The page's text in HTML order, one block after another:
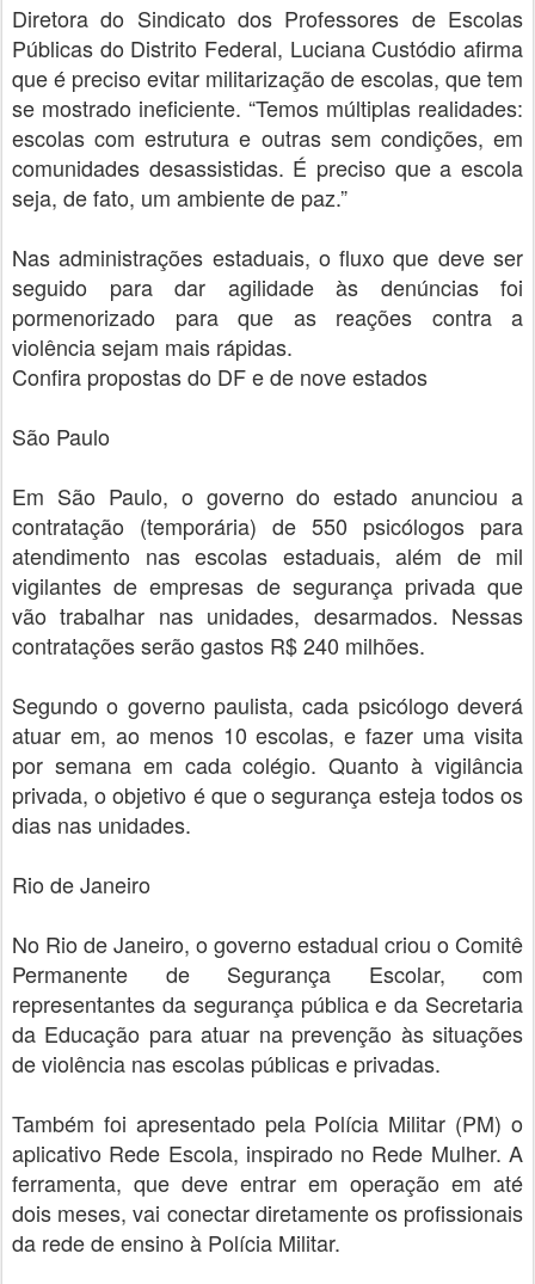
Diretora do Sindicato dos Professores de Escolas
Públicas do Distrito Federal, Luciana Custódio afirma
que é preciso evitar militarização de escolas, que tem
se mostrado ineficiente. “Temos múltiplas realidades:
escolas com estrutura e outras sem condições, em
comunidades desassistidas. É preciso que a escola
seja, de fato, um ambiente de paz.”
Nas administrações estaduais, o fluxo que deve ser
seguido para dar agilidade às denúncias foi
pormenorizado para que as reações contra a
violência sejam mais rápidas.
Confira propostas do DF e de nove estados
São Paulo
Em São Paulo, o governo do estado anunciou a
contratação (temporária) de 550 psicólogos para
atendimento nas escolas estaduais, além de mil
vigilantes de empresas de segurança privada que
vão trabalhar nas unidades, desarmados. Nessas
contratações serão gastos R$ 240 milhões.
Segundo o governo paulista, cada psicólogo deverá
atuar em, ao menos 10 escolas, e fazer uma visita
por semana em cada colégio. Quanto à vigilância
privada, o objetivo é que o segurança esteja todos os
dias nas unidades.
Rio de Janeiro
No Rio de Janeiro, o governo estadual criou o Comitê
Permanente de Segurança Escolar, com
representantes da segurança pública e da Secretaria
da Educação para atuar na prevenção às situações
de violência nas escolas públicas e privadas.
Também foi apresentado pela Polícia Militar (PM) o
aplicativo Rede Escola, inspirado no Rede Mulher. A
ferramenta, que deve entrar em operação em até
dois meses, vai conectar diretamente os profissionais
da rede de ensino à Polícia Militar.